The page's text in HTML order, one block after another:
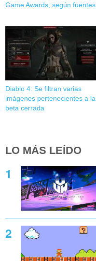
Game Awards, según fuentes
Diablo 4: Se filtran varias
imágenes pertenecientes a la
beta cerrada
LO MÁS LEÍDO